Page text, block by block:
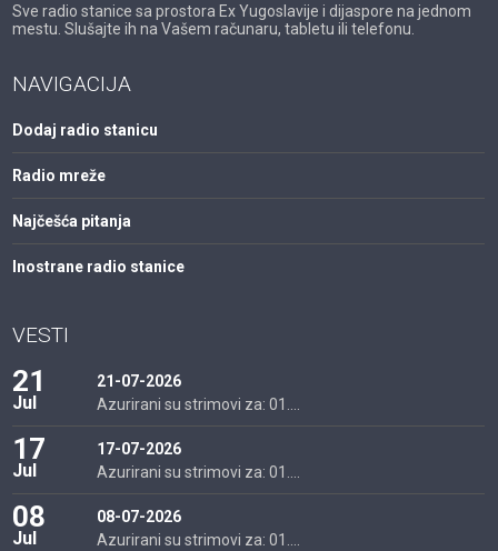
Sve radio stanice sa prostora Ex Yugoslavije i dijaspore na jednom
mestu. Slušajte ih na Vašem računaru, tabletu ili telefonu.
NAVIGACIJA
Dodaj radio stanicu
Radio mreže
Najčešća pitanja
Inostrane radio stanice
VESTI
21
Jul
21-07-2026
Azurirani su strimovi za: 01....
17
Jul
17-07-2026
Azurirani su strimovi za: 01....
08
Jul
08-07-2026
Azurirani su strimovi za: 01....